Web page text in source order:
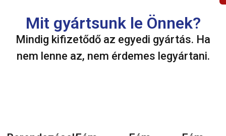
Mit gyártsunk le Önnek?
Mindig kifizetődő az egyedi gyártás. Ha
nem lenne az, nem érdemes legyártani.